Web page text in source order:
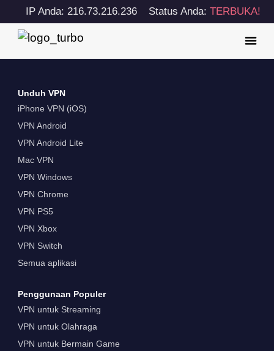
IP Anda: 216.73.216.236 Status Anda: TERBUKA!
Unduh VPN
iPhone VPN (iOS)
VPN Android
VPN Android Lite
Mac VPN
VPN Windows
VPN Chrome
VPN PS5
VPN Xbox
VPN Switch
Semua aplikasi
Penggunaan Populer
VPN untuk Streaming
VPN untuk Olahraga
VPN untuk Bermain Game